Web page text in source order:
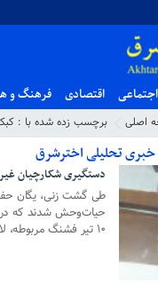
اجتماعی اقتصادی فرهنگ و
اصلی برچسب زده شده با :
خبری تحلیلی اخترشرق
دستگیری شکارچیان
طی گشت زنی، یگان
حیات‌وحش شدند که در
۱۰ تیر فشنگ مربوطه، لاشه یک قطعه کبک و یک قطعه تیهو کشف و ضبط شد.